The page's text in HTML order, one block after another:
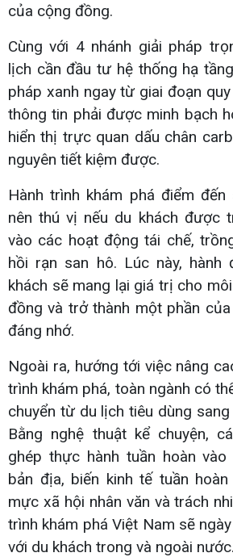
của cộng đồng.
Cùng với 4 nhánh giải pháp
lịch cần đầu tư hệ thống hạ
pháp xanh ngay từ giai đoạn
thông tin phải được minh bạch
hiển thị trực quan dấu chân
nguyên tiết kiệm được.
Hành trình khám phá điểm
nên thú vị nếu du khách được
vào các hoạt động tái chế,
hồi rạn san hô. Lúc này, hành
khách sẽ mang lại giá trị cho
đồng và trở thành một phần
đáng nhớ.
Ngoài ra, hướng tới việc nâng
trình khám phá, toàn ngành có
chuyển từ du lịch tiêu dùng
Bằng nghệ thuật kể chuyện,
ghép thực hành tuần hoàn
bản địa, biến kinh tế tuần
mực xã hội nhân văn và trách
trình khám phá Việt Nam sẽ
với du khách trong và ngoài nước.